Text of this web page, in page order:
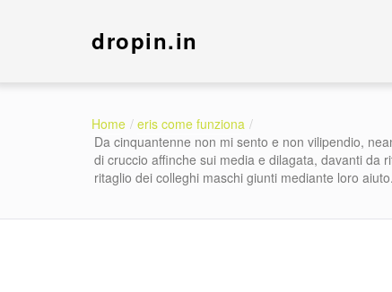
dropin.in
Home
eris come funziona
Da cinquantenne non mi sento e non vilipendio,
di cruccio affinche sui media e dilagata, davanti da
ritaglio dei colleghi maschi giunti mediante loro aiuto.